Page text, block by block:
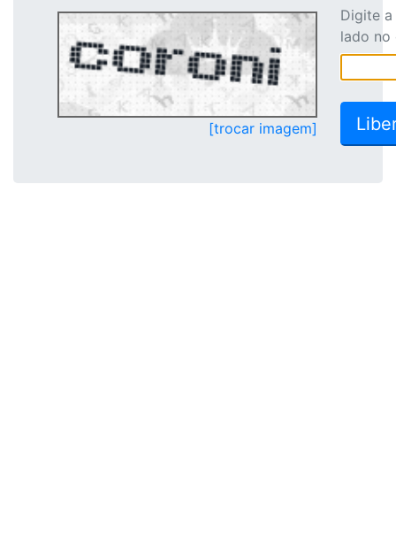
[trocar imagem]
Digite
lado no